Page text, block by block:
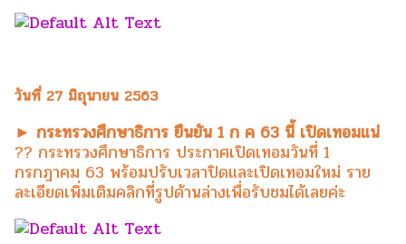
วันที่ 27 มิถุนายน 2563
► กระทรวงศึกษาธิการ ยืนยัน 1 ก ค 63 นี้ เปิดเทอมแน่
?? กระทรวงศึกษาธิการ ประกาศเปิดเทอมวันที่ 1
กรกฎาคม 63 พร้อมปรับเวลาปิดและเปิดเทอมใหม่ ราย
ละเอียดเพิ่มเติมคลิกที่รูปด้านล่างเพื่อรับชมได้เลยค่ะ